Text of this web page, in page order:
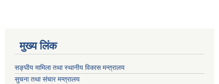
मुख्य लिंक
सङ्घीय मामिला तथा स्थानीय विकास मन्त्रालय
सुचना तथा संचार मन्त्रालय